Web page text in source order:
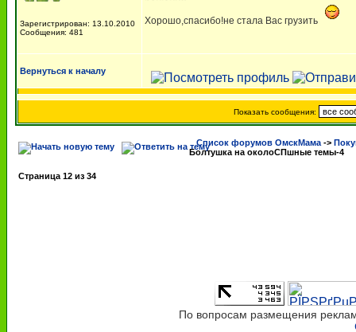
Зарегистрирован: 13.10.2010
Сообщения: 481
Хорошо,спасибо!не стала Вас грузить
Вернуться к началу
Показать сообщения:
Список форумов ОмскМама ->
Болтушка на околоСПшные темы-4
Страница 12 из 34
По вопросам размещения